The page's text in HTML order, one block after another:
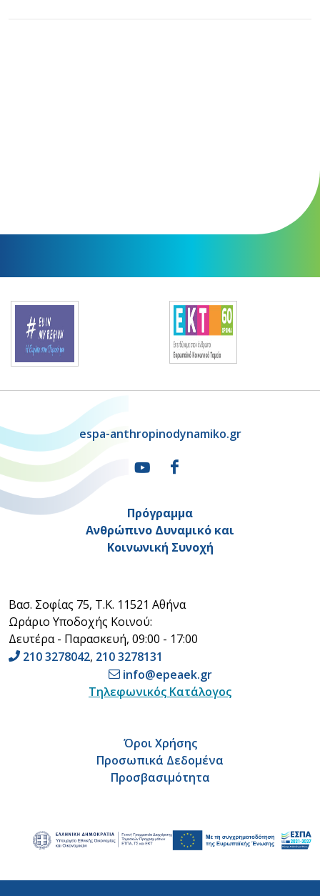
espa-anthropinodynamiko.gr
Βασ. Σοφίας 75, Τ.Κ. 11521 Αθήνα
Ωράριο Υποδοχής Κοινού:
Δευτέρα - Παρασκευή, 09:00 - 17:00
210 3278042, 210 3278131
info@epeaek.gr
Τηλεφωνικός Κατάλογος
Πρόγραμμα
Ανθρώπινο Δυναμικό και
Κοινωνική Συνοχή
Όροι Χρήσης
Προσωπικά Δεδομένα
Προσβασιμότητα